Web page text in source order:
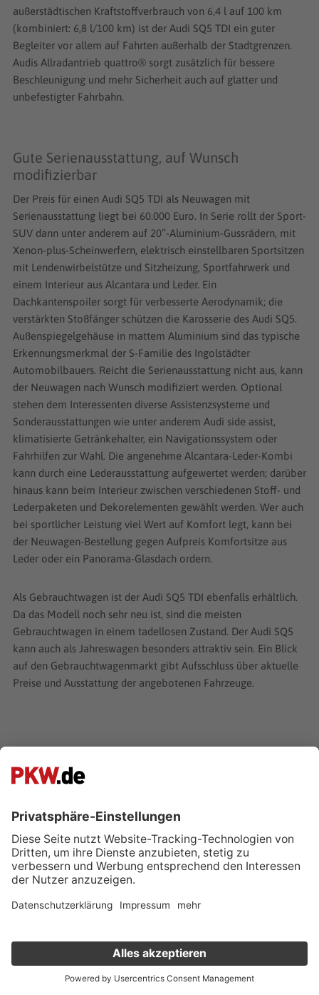
außerstädtischen Kraftstoffverbrauch von 6,4 l auf 100 km
(kombiniert: 6,8 l/100 km) ist der Audi SQ5 TDI ein guter
Begleiter vor allem auf Fahrten außerhalb der Stadtgrenzen.
Audis Allradantrieb quattro® sorgt zusätzlich für bessere
Beschleunigung und mehr Sicherheit auch auf glatter und
unbefestigter Fahrbahn.
Gute Serienausstattung, auf Wunsch
modifizierbar
Der Preis für einen Audi SQ5 TDI als Neuwagen mit
Serienausstattung liegt bei 60.000 Euro. In Serie rollt der Sport-
SUV dann unter anderem auf 20”-Aluminium-Gussrädern, mit
Xenon-plus-Scheinwerfern, elektrisch einstellbaren Sportsitzen
mit Lendenwirbelstütze und Sitzheizung, Sportfahrwerk und
einem Interieur aus Alcantara und Leder. Ein
Dachkantenspoiler sorgt für verbesserte Aerodynamik; die
verstärkten Stoßfänger schützen die Karosserie des Audi SQ5.
Außenspiegelgehäuse in mattem Aluminium sind das typische
Erkennungsmerkmal der S-Familie des Ingolstädter
Automobilbauers. Reicht die Serienausstattung nicht aus, kann
der Neuwagen nach Wunsch modifiziert werden. Optional
stehen dem Interessenten diverse Assistenzsysteme und
Sonderausstattungen wie unter anderem Audi side assist,
klimatisierte Getränkehalter, ein Navigationssystem oder
Fahrhilfen zur Wahl. Die angenehme Alcantara-Leder-Kombi
kann durch eine Lederausstattung aufgewertet werden; darüber
hinaus kann beim Interieur zwischen verschiedenen Stoff- und
Lederpaketen und Dekorelementen gewählt werden. Wer auch
bei sportlicher Leistung viel Wert auf Komfort legt, kann bei
der Neuwagen-Bestellung gegen Aufpreis Komfortsitze aus
Leder oder ein Panorama-Glasdach ordern.
Als Gebrauchtwagen ist der Audi SQ5 TDI ebenfalls erhältlich.
Da das Modell noch sehr neu ist, sind die meisten
Gebrauchtwagen in einem tadellosen Zustand. Der Audi SQ5
kann auch als Jahreswagen besonders attraktiv sein. Ein Blick
auf den Gebrauchtwagenmarkt gibt Aufsschluss über aktuelle
Preise und Ausstattung der angebotenen Fahrzeuge.
Technische Daten
Audi SQ5 TDI
ab 60.000 €
Verkauf deinen Gebrauchten online